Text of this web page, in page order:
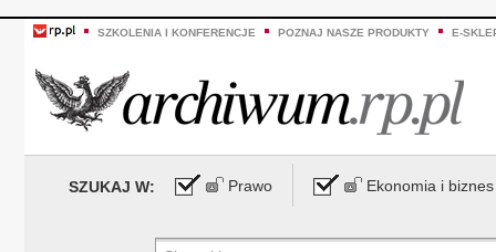
SZKOLENIA I KONFERENCJE POZNAJ NASZE PRODUKTY E-
SZUKAJ W: Prawo Ekonomia i biznes